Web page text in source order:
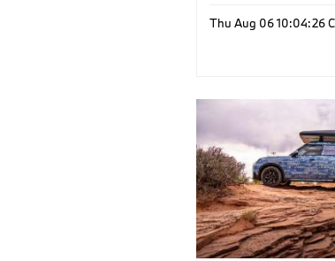
Thu Aug 06 10:04:26